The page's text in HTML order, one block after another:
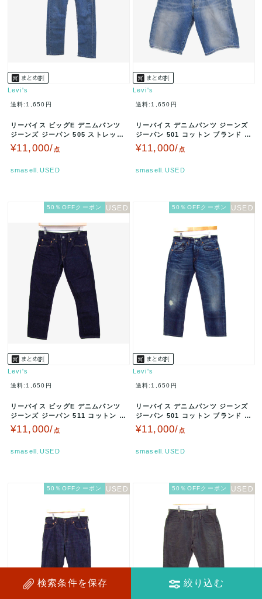
Levi's
送料:1,650円
リーバイス ビッグE デニムパンツ
ジーンズ ジーパン 505 ストレッチ
ブランド ボトムス メン…
¥11,000/ 点
smasell.USED
Levi's
送料:1,650円
リーバイス デニムパンツ ジーンズ
ジーパン 501 コットン ブランド ボ
トムス レディース W3…
¥11,000/ 点
smasell.USED
50％OFFクーポン
Levi's
送料:1,650円
リーバイス ビッグE デニムパンツ
ジーンズ ジーパン 511 コットン ブ
ランド ボトムス レディ…
¥11,000/ 点
smasell.USED
50％OFFクーポン
Levi's
送料:1,650円
リーバイス デニムパンツ ジーンズ
ジーパン 501 コットン ブランド ボ
トムス メンズ W28/…
¥11,000/ 点
smasell.USED
50％OFFクーポン 50％OFFクーポン
検索条件を保存 絞り込む